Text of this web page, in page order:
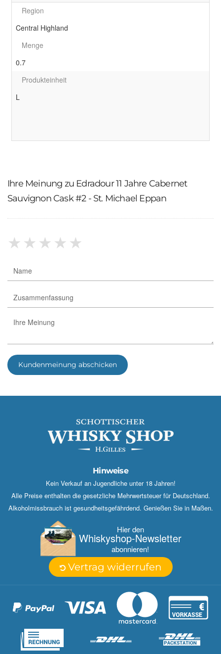
Region
Central Highland
Menge
0.7
Produkteinheit
L
Ihre Meinung zu Edradour 11 Jahre Cabernet
Sauvignon Cask #2 - St. Michael Eppan
★★★★★
Kundenmeinung abschicken
Hinweise
Kein Verkauf an Jugendliche unter 18 Jahren!
Alle Preise enthalten die gesetzliche Mehrwertsteuer für Deutschland.
Alkoholmissbrauch ist gesundheitsgefährdend. Genießen Sie in Maßen.
Hier den
Whisky­shop-Newsletter
abonnieren!
Vertrag widerrufen